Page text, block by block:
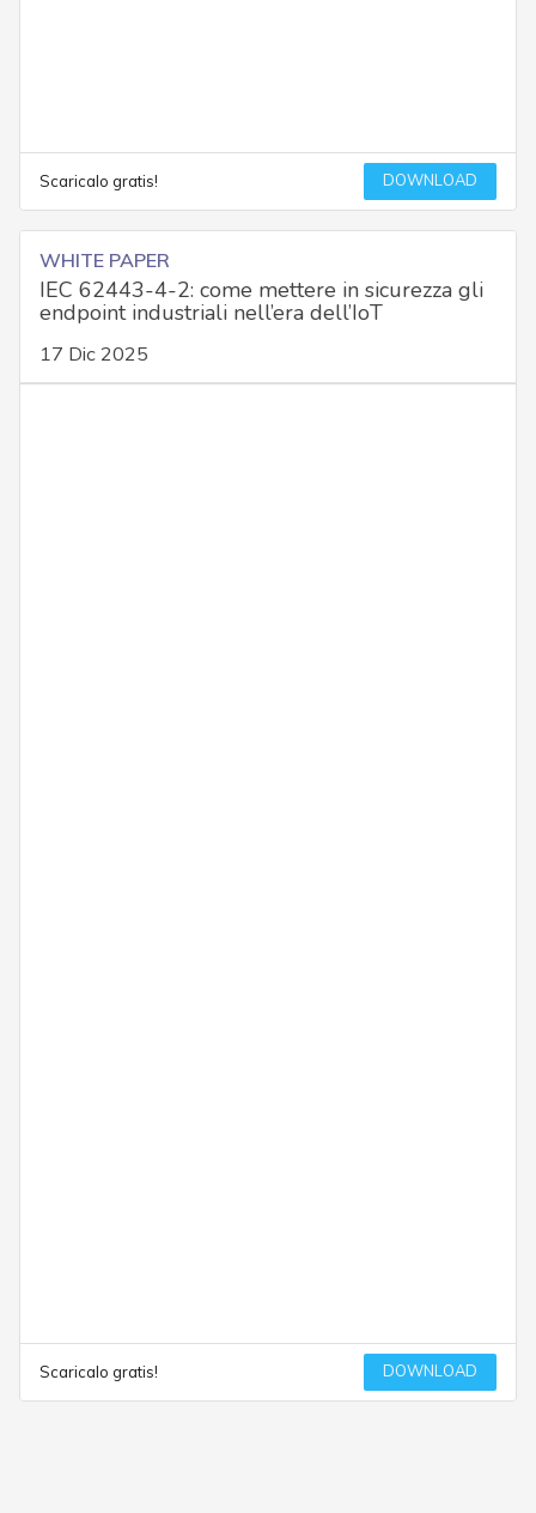
Scaricalo gratis! DOWNLOAD
WHITE PAPER
IEC 62443-4-2: come mettere in sicurezza gli
endpoint industriali nell’era dell’IoT
17 Dic 2025
Scaricalo gratis! DOWNLOAD